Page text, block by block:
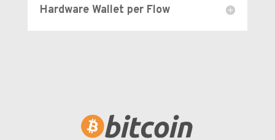
Hardware Wallet per Flow